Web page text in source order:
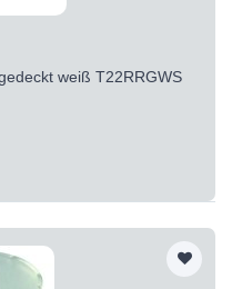
weiß T22RRGWS